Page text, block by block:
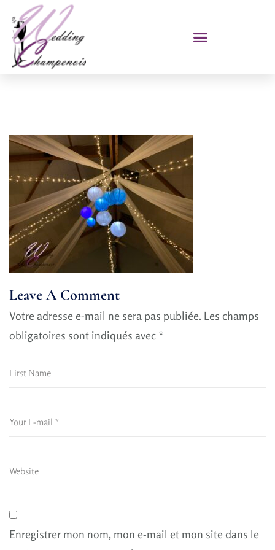
Leave A Comment
Votre adresse e-mail ne sera pas publiée. Les champs
obligatoires sont indiqués avec *
Enregistrer mon nom, mon e-mail et mon site dans le